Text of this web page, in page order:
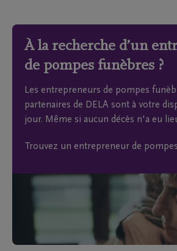
À la recherche d’un
de pompes funèbres ?
Les entrepreneurs de pompes
partenaires de DELA sont à votre
jour. Même si aucun décès n'a eu
Trouvez un entrepreneur de